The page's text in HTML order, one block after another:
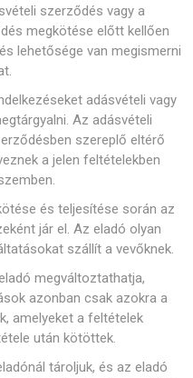
szerződés vagy a
megkötése előtt kellően
lehetősége van megismerni
adásvételi vagy
Az adásvételi
szereplő eltérő
a jelen feltételekben
és teljesítése során az
jár el. Az eladó olyan
szállít a vevőknek.
megváltoztathatja,
azonban csak azokra a
amelyeket a feltételek
után kötöttek.
tároljuk, és az eladó